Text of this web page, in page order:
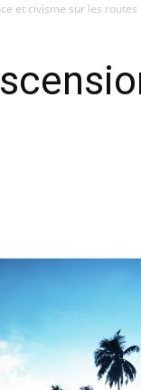
et civisme sur les routes